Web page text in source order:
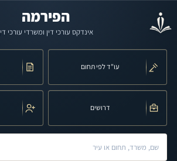
הפירמה
אינדקס עורכי דין ומשרדי עורכי דין
עו"ד לפי תחום
דרושים
חיפוש לפי שם, משרד, תחום משפט או עיר